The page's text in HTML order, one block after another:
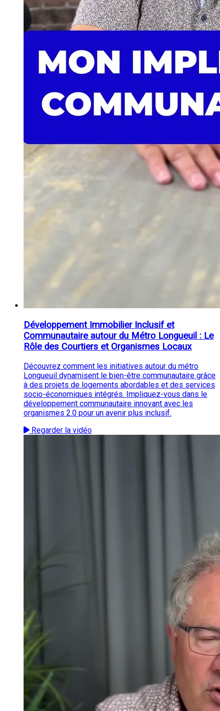
Développement Immobilier Inclusif et
Communautaire autour du Métro Longueuil : Le
Rôle des Courtiers et Organismes Locaux
Découvrez comment les initiatives autour du métro
Longueuil dynamisent le bien-être communautaire grâce
à des projets de logements abordables et des services
socio-économiques intégrés. Impliquez-vous dans le
développement communautaire innovant avec les
organismes 2.0 pour un avenir plus inclusif.
Regarder la vidéo